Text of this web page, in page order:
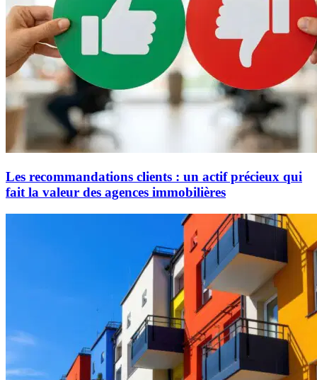
Les recommandations clients : un actif précieux qui
fait la valeur des agences immobilières